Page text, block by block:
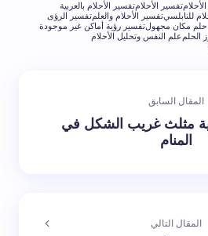
تفسير الأحلامتفسير الأحلام بالعربية
للنابلسيتفسير الأحلام والعلمتفسير الرؤى
حلم مكان مجهولتفسير رؤية أماكن غير موجودة
الحلم علم النفس وتحليل الأحلام
المقال السابق
مثلث غريب الشكل في
المنام
المقال التالي